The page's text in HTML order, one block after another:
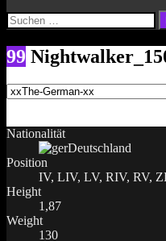
Suchen
nach:
99
Nationalität
Deutschland
Position
IV, LIV, LV, RIV, RV,
Height
1,87
Weight
130